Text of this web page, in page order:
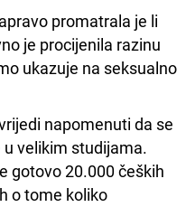
promatrala je li
je procijenila razinu
ukazuje na seksualno
napomenuti da se
velikim studijama.
gotovo 20.000 čeških
o tome koliko